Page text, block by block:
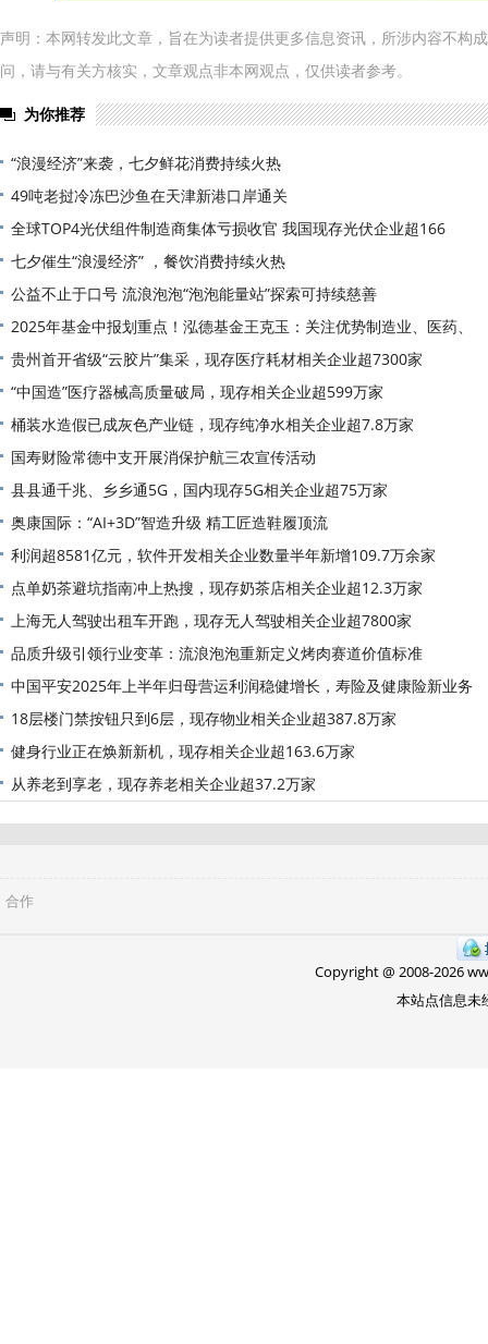
声明：本网转发此文章，旨在为读者提供更多信息资讯，所涉内容不构
问，请与有关方核实，文章观点非本网观点，仅供读者参考。
为你推荐
“浪漫经济”来袭，七夕鲜花消费持续火热
49吨老挝冷冻巴沙鱼在天津新港口岸通关
全球TOP4光伏组件制造商集体亏损收官 我国现存光伏企业超166
七夕催生“浪漫经济” ，餐饮消费持续火热
公益不止于口号 流浪泡泡“泡泡能量站”探索可持续慈善
2025年基金中报划重点！泓德基金王克玉：关注优势制造业、医药、
贵州首开省级“云胶片”集采，现存医疗耗材相关企业超7300家
“中国造”医疗器械高质量破局，现存相关企业超599万家
桶装水造假已成灰色产业链，现存纯净水相关企业超7.8万家
国寿财险常德中支开展消保护航三农宣传活动
县县通千兆、乡乡通5G，国内现存5G相关企业超75万家
奥康国际：“AI+3D”智造升级 精工匠造鞋履顶流
利润超8581亿元，软件开发相关企业数量半年新增109.7万余家
点单奶茶避坑指南冲上热搜，现存奶茶店相关企业超12.3万家
上海无人驾驶出租车开跑，现存无人驾驶相关企业超7800家
品质升级引领行业变革：流浪泡泡重新定义烤肉赛道价值标准
中国平安2025年上半年归母营运利润稳健增长，寿险及健康险新业务
18层楼门禁按钮只到6层，现存物业相关企业超387.8万家
健身行业正在焕新新机，现存相关企业超163.6万家
从养老到享老，现存养老相关企业超37.2万家
合作
Copyright @ 2008-2026
本站点信息未